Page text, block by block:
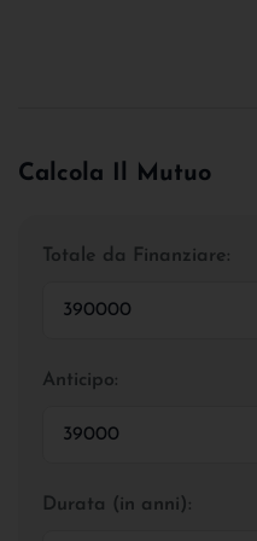
Calcola Il Mutuo
Totale da Finanziare:
Anticipo:
Durata (in anni):